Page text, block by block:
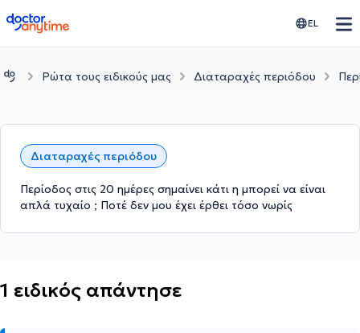
doctoranytime EL
Ρώτα τους ειδικούς μας Διαταραχές περιόδου
Διαταραχές περιόδου
Περίοδος στις 20 ημέρες σημαίνει κάτι η μπορεί να είναι
απλά τυχαίο ; Ποτέ δεν μου έχει έρθει τόσο νωρίς
1 ειδικός απάντησε